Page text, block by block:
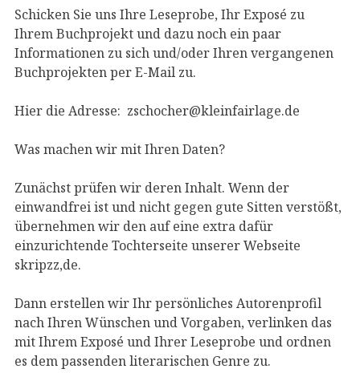
Schicken Sie uns Ihre Leseprobe, Ihr Exposé zu
Ihrem Buchprojekt und dazu noch ein paar
Informationen zu sich und/oder Ihren vergangenen
Buchprojekten per E-Mail zu.
Hier die Adresse: zschocher@kleinfairlage.de
Was machen wir mit Ihren Daten?
Zunächst prüfen wir deren Inhalt. Wenn der
einwandfrei ist und nicht gegen gute Sitten verstößt,
übernehmen wir den auf eine extra dafür
einzurichtende Tochterseite unserer Webseite
skripzz,de.
Dann erstellen wir Ihr persönliches Autorenprofil
nach Ihren Wünschen und Vorgaben, verlinken das
mit Ihrem Exposé und Ihrer Leseprobe und ordnen
es dem passenden literarischen Genre zu.